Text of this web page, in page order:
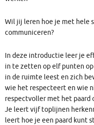
Wil jij leren hoe je met hele
communiceren?
In deze introductie leer je
in te zetten op elf punten
in de ruimte leest en zich
wie het respecteert en wie
respectvoller met het paard
Je leert vijf toplijnen
leert hoe je een paard kunt